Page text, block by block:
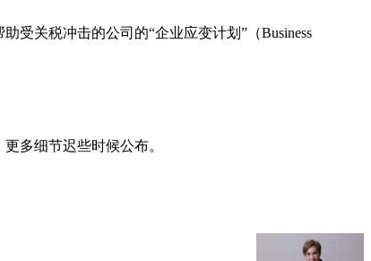
受关税冲击的公司的“企业应变计划”（Business
多细节迟些时候公布。